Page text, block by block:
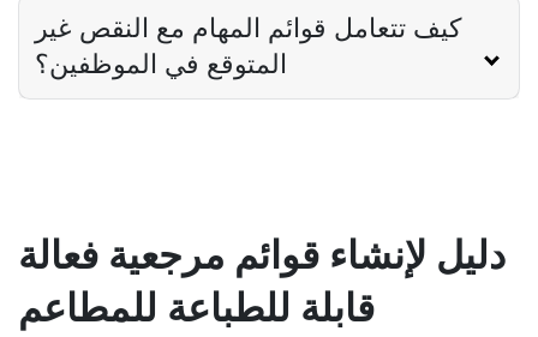
كيف تتعامل قوائم المهام مع النقص غير
المتوقع في الموظفين؟
دليل لإنشاء قوائم مرجعية فعالة
قابلة للطباعة للمطاعم